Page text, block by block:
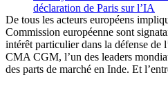
déclaration de Paris sur l’IA
De tous les acteurs européens
Commission européenne sont
intérêt particulier dans la défense de
CMA CGM, l’un des leaders
des parts de marché en Inde. Et